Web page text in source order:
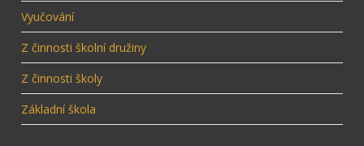
Vyučování
Z činnosti školní družiny
Z činnosti školy
Základní škola